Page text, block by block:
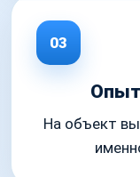
03
На объект